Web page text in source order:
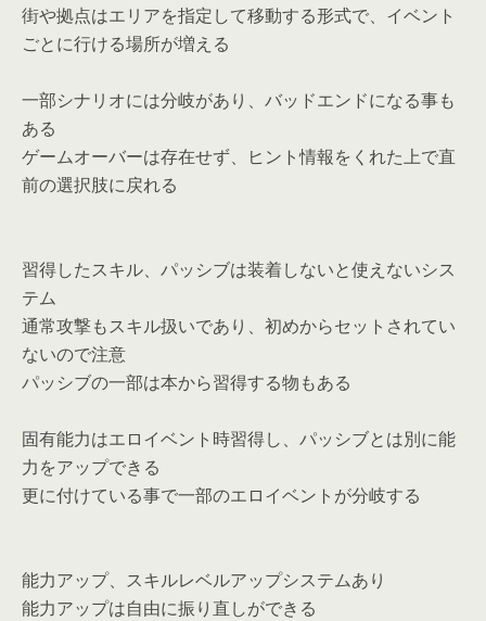
街や拠点はエリアを指定して移動する形式で、イベント
ごとに行ける場所が増える
一部シナリオには分岐があり、バッドエンドになる事も
ある
ゲームオーバーは存在せず、ヒント情報をくれた上で直
前の選択肢に戻れる
習得したスキル、パッシブは装着しないと使えないシス
テム
通常攻撃もスキル扱いであり、初めからセットされてい
ないので注意
パッシブの一部は本から習得する物もある
固有能力はエロイベント時習得し、パッシブとは別に能
力をアップできる
更に付けている事で一部のエロイベントが分岐する
能力アップ、スキルレベルアップシステムあり
能力アップは自由に振り直しができる